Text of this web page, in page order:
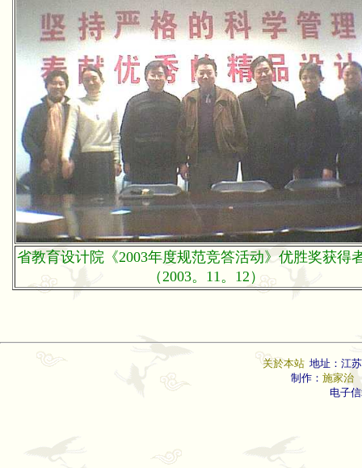
省教育设计院《2003年度规范竞答活动》优胜奖获得
（2003。11。12）
关於本站 地址：江
制作： 施家治
电子